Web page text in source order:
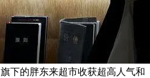
下的胖东来超市收获超高人气和